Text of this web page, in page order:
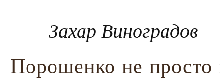
Захар Виноградов
Порошенко не